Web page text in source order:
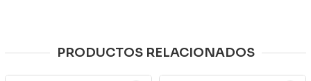
PRODUCTOS RELACIONADOS